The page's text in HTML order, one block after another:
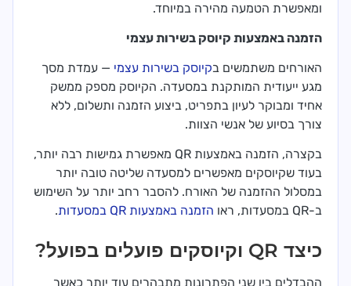
ומאפשרת הטמעה מהירה במיוחד.
הזמנה באמצעות קיוסק בשירות עצמי
האורחים משתמשים בקיוסק בשירות עצמי — עמדת מסך
מגע ייעודית המותקנת במסעדה. הקיוסק מספק ממשק
אחיד ומבוקר לעיון בתפריט, ביצוע הזמנה ותשלום, ללא
צורך בסיוע של אנשי הצוות.
בקצרה, הזמנה באמצעות QR מאפשרת גמישות רבה יותר,
בעוד שקיוסקים מאפשרים למסעדה שליטה טובה יותר
במסלול ההזמנה של האורח. להסבר רחב יותר על השימוש
ב-QR במסעדות, ראו
הזמנה באמצעות QR במסעדות .
כיצד QR וקיוסקים פועלים בפועל?
ההבדלים בין שני הפתרונות מתבהרים עוד יותר כאשר